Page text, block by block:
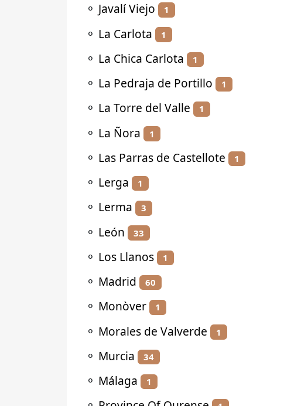
⚬ Javalí Viejo 1
⚬ La Carlota 1
⚬ La Chica Carlota 1
⚬ La Pedraja de Portillo 1
⚬ La Torre del Valle 1
⚬ La Ñora 1
⚬ Las Parras de Castellote 1
⚬ Lerga 1
⚬ Lerma 3
⚬ León 33
⚬ Los Llanos 1
⚬ Madrid 60
⚬ Monòver 1
⚬ Morales de Valverde 1
⚬ Murcia 34
⚬ Málaga 1